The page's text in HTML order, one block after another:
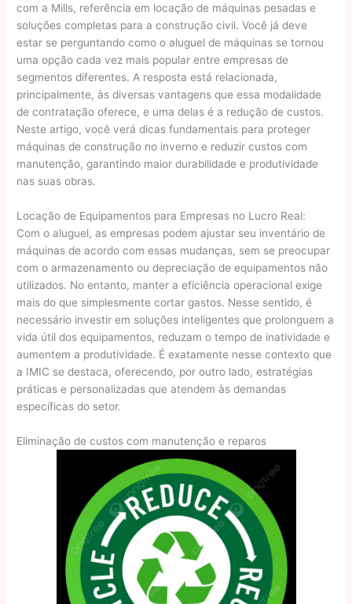
com a Mills, referência em locação de máquinas pesadas e
soluções completas para a construção civil. Você já deve
estar se perguntando como o aluguel de máquinas se tornou
uma opção cada vez mais popular entre empresas de
segmentos diferentes. A resposta está relacionada,
principalmente, às diversas vantagens que essa modalidade
de contratação oferece, e uma delas é a redução de custos.
Neste artigo, você verá dicas fundamentais para proteger
máquinas de construção no inverno e reduzir custos com
manutenção, garantindo maior durabilidade e produtividade
nas suas obras.
Locação de Equipamentos para Empresas no Lucro Real:
Com o aluguel, as empresas podem ajustar seu inventário de
máquinas de acordo com essas mudanças, sem se preocupar
com o armazenamento ou depreciação de equipamentos não
utilizados. No entanto, manter a eficiência operacional exige
mais do que simplesmente cortar gastos. Nesse sentido, é
necessário investir em soluções inteligentes que prolonguem a
vida útil dos equipamentos, reduzam o tempo de inatividade e
aumentem a produtividade. É exatamente nesse contexto que
a IMIC se destaca, oferecendo, por outro lado, estratégias
práticas e personalizadas que atendem às demandas
específicas do setor.
Eliminação de custos com manutenção e reparos